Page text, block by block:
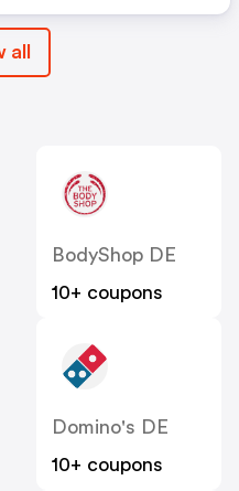
all
BodyShop DE
10+ coupons
Domino's DE
10+ coupons